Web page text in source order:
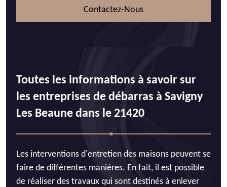
Contactez-Nous
Toutes les informations à savoir sur
les entreprises de débarras à Savigny
Les Beaune dans le 21420
Les interventions d'entretien des maisons peuvent se
faire de différentes manières. En fait, il est possible
de réaliser des travaux qui sont destinés à enlever